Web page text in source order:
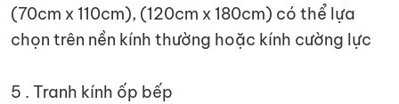
(70cm x 110cm), (120cm x 180cm) có thể lựa
chọn trên nền kính thường hoặc kính cường lực
5 . Tranh kính ốp bếp